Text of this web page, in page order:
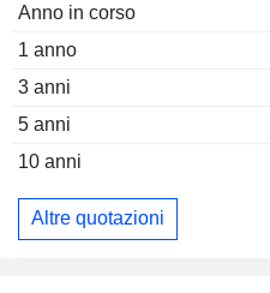
Anno in corso
1 anno
3 anni
5 anni
10 anni
Altre quotazioni